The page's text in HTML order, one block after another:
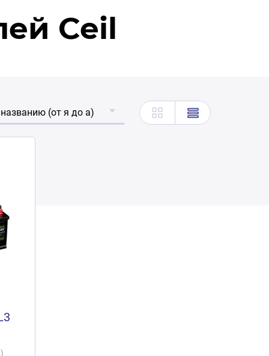
Ceil
(от я до а)